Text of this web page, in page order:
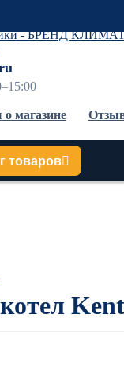
магазине
товаров